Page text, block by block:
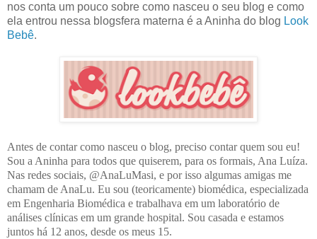
nos conta um pouco sobre como nasceu o seu blog e como
ela entrou nessa blogsfera materna é a Aninha do blog Look
Bebê.
Antes de contar como nasceu o blog, preciso contar quem sou eu!
Sou a Aninha para todos que quiserem, para os formais, Ana Luíza.
Nas redes sociais, @AnaLuMasi, e por isso algumas amigas me
chamam de AnaLu. Eu sou (teoricamente) biomédica, especializada
em Engenharia Biomédica e trabalhava em um laboratório de
análises clínicas em um grande hospital. Sou casada e estamos
juntos há 12 anos, desde os meus 15.